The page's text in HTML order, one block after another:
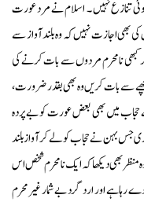
تنازع نہیں ۔ اسلام نے مرد عورت
کی بھی اجازت نہیں کہ وہ بلند آواز سے
کبھی نامحرم مردوں سے بات کرنے کی
سے بات کریں وہ بھی بقدر ضرورت ،
حجاب میں بھی بعض عورت کو بے پردہ
جس بہن نے حجاب کو لے کر آواز بلند
منظر بھی دیکھا کہ ایک نامحرم شخص اس
رہاہے اور ارد گرد بےشمار غیرمحرم